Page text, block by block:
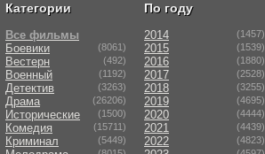
Категории
Все фильмы
Боевики
(8061)
Вестерн (492)
Военный (1192)
Детектив (3263)
Драма (26206)
Исторические (1500)
Комедия (15711)
Криминал (5449)
По году
2014 (1457)
2015 (1539)
2016 (1880)
2017 (2528)
2018 (3255)
2019 (4695)
2020 (4444)
2021 (4439)
2022 (4823)